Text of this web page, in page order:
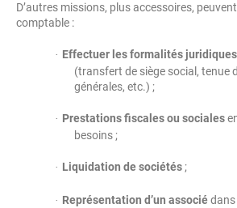
D’autres missions, plus accessoires,
comptable :
· Effectuer les formalités juridiques
(transfert de siège social, tenue
générales, etc.) ;
· Prestations fiscales ou sociales
besoins ;
· Liquidation de sociétés ;
· Représentation d’un associé